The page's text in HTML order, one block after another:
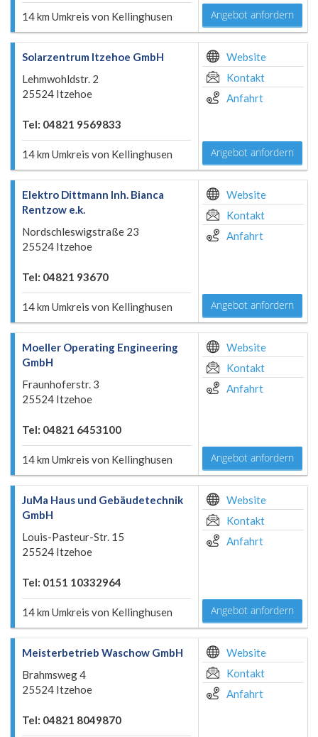
14 km Umkreis von Kellinghusen Angebot anfordern
Solarzentrum Itzehoe GmbH
Lehmwohldstr. 2
25524 Itzehoe
Tel: 04821 9569833
14 km Umkreis von Kellinghusen
Website
Kontakt
Anfahrt
Angebot anfordern
Elektro Dittmann Inh. Bianca
Rentzow e.k.
Nordschleswigstraße 23
25524 Itzehoe
Tel: 04821 93670
14 km Umkreis von Kellinghusen
Website
Kontakt
Anfahrt
Angebot anfordern
Moeller Operating Engineering
GmbH
Fraunhoferstr. 3
25524 Itzehoe
Tel: 04821 6453100
14 km Umkreis von Kellinghusen
Website
Kontakt
Anfahrt
Angebot anfordern
JuMa Haus und Gebäudetechnik
GmbH
Louis-Pasteur-Str. 15
25524 Itzehoe
Tel: 0151 10332964
14 km Umkreis von Kellinghusen
Website
Kontakt
Anfahrt
Angebot anfordern
Meisterbetrieb Waschow GmbH
Brahmsweg 4
25524 Itzehoe
Tel: 04821 8049870
Website
Kontakt
Anfahrt